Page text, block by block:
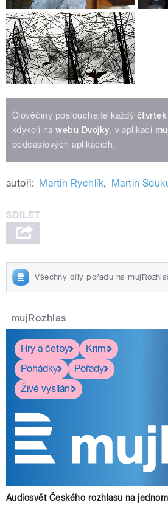
Člověčiny poslouchejte každý čtvrtek
kdykoli nawebu Dvojky, v aplikaci
podcastových aplikacích.
autoři: Martin Rychlík, Martin
Všechny díly pořadu na
mujRozhlas
Hry a četby
Krimi
Pohádky
Pořady
Živé vysílání
Audiosvět Českého rozhlasu na